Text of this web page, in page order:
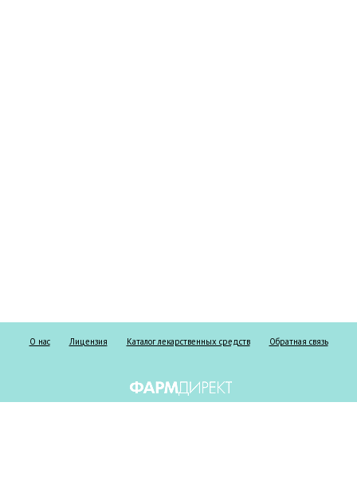
О нас Лицензия Каталог лекарственных средств Обратная связь